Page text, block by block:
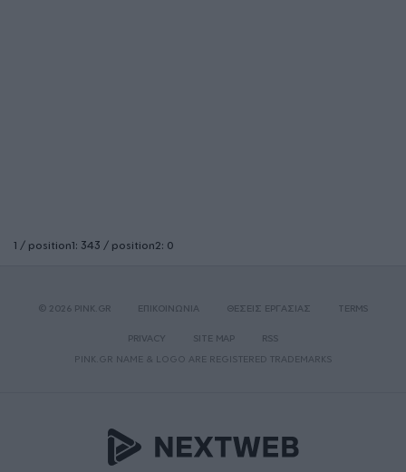
1 / position1: 343 / position2: 0
© 2026 PINK.GR ΕΠΙΚΟΙΝΩΝΙΑ ΘΕΣΕΙΣ ΕΡΓΑΣΙΑΣ TERMS
PRIVACY SITE MAP
RSS
PINK.GR NAME & LOGO ARE REGISTERED TRADEMARKS